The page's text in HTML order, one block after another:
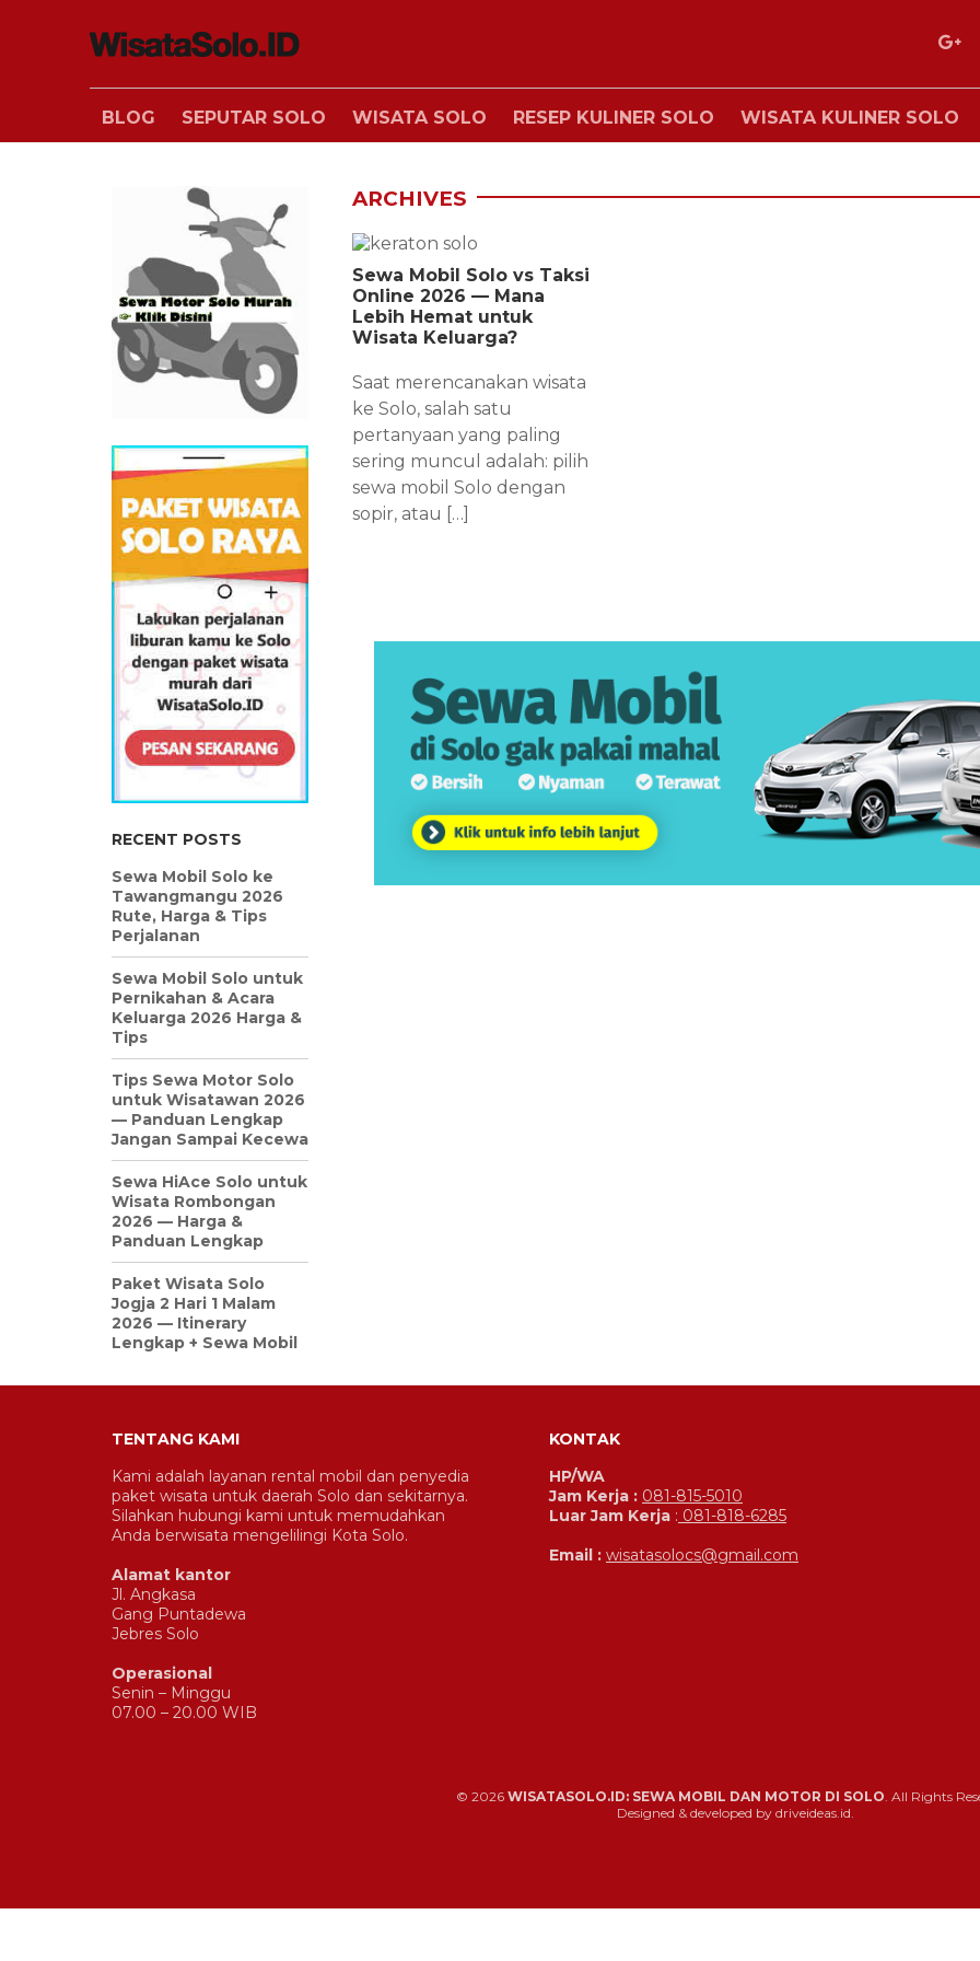
BLOG SEPUTAR SOLO WISATA SOLO RESEP KULINER SOLO WISATA KULINER SOLO
RECENT POSTS
Sewa Mobil Solo ke
Tawangmangu 2026
Rute, Harga & Tips
Perjalanan
Sewa Mobil Solo untuk
Pernikahan & Acara
Keluarga 2026 Harga &
Tips
Tips Sewa Motor Solo
untuk Wisatawan 2026
— Panduan Lengkap
Jangan Sampai Kecewa
Sewa HiAce Solo untuk
Wisata Rombongan
2026 — Harga &
Panduan Lengkap
Paket Wisata Solo
Jogja 2 Hari 1 Malam
2026 — Itinerary
Lengkap + Sewa Mobil
ARCHIVES
Sewa Mobil Solo vs Taksi
Online 2026 — Mana
Lebih Hemat untuk
Wisata Keluarga?
Saat merencanakan wisata
ke Solo, salah satu
pertanyaan yang paling
sering muncul adalah: pilih
sewa mobil Solo dengan
sopir, atau […]
TENTANG KAMI
Kami adalah layanan rental mobil dan penyedia
paket wisata untuk daerah Solo dan sekitarnya.
Silahkan hubungi kami untuk memudahkan
Anda berwisata mengelilingi Kota Solo.
Alamat kantor
Jl. Angkasa
Gang Puntadewa
Jebres Solo
Operasional
Senin – Minggu
07.00 – 20.00 WIB
KONTAK
HP/WA
Jam Kerja : 081-815-5010
Luar Jam Kerja : 081-818-6285
Email : wisatasolocs@gmail.com
© 2026 WISATASOLO.ID: SEWA MOBIL DAN MOTOR DI SOLO . All Rights
Designed & developed by driveideas.id.